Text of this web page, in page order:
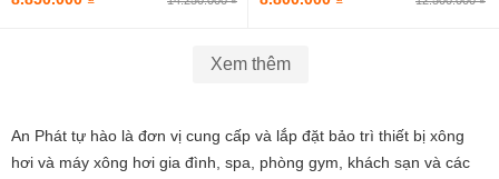
Xem thêm
An Phát tự hào là đơn vị cung cấp và lắp đặt bảo trì thiết bị xông
hơi và máy xông hơi gia đình, spa, phòng gym, khách sạn và các